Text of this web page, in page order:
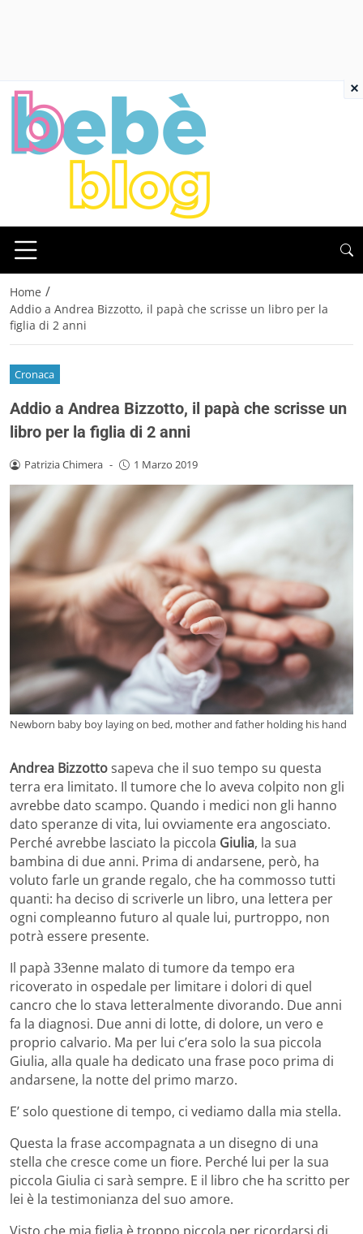
Home /
Addio a Andrea Bizzotto, il papà che scrisse un libro per la
figlia di 2 anni
Cronaca
Addio a Andrea Bizzotto, il papà che scrisse un
libro per la figlia di 2 anni
Patrizia Chimera - 1 Marzo 2019
Newborn baby boy laying on bed, mother and father holding his hand
Andrea Bizzottosapeva che il suo tempo su questa
terra era limitato. Il tumore che lo aveva colpito non gli
avrebbe dato scampo. Quando i medici non gli hanno
dato speranze di vita, lui ovviamente era angosciato.
Perché avrebbe lasciato la piccola Giulia, la sua
bambina di due anni. Prima di andarsene, però, ha
voluto farle un grande regalo, che ha commosso tutti
quanti: ha deciso di scriverle un libro, una lettera per
ogni compleanno futuro al quale lui, purtroppo, non
potrà essere presente.
Il papà 33enne malato di tumore da tempo era
ricoverato in ospedale per limitare i dolori di quel
cancro che lo stava letteralmente divorando. Due anni
fa la diagnosi. Due anni di lotte, di dolore, un vero e
proprio calvario. Ma per lui c’era solo la sua piccola
Giulia, alla quale ha dedicato una frase poco prima di
andarsene, la notte del primo marzo.
E’ solo questione di tempo, ci vediamo dalla mia stella.
Questa la frase accompagnata a un disegno di una
stella che cresce come un fiore. Perché lui per la sua
piccola Giulia ci sarà sempre. E il libro che ha scritto per
lei è la testimonianza del suo amore.
Visto che mia figlia è troppo piccola per ricordarsi di
×